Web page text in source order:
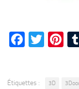
Étiquettes : 3D